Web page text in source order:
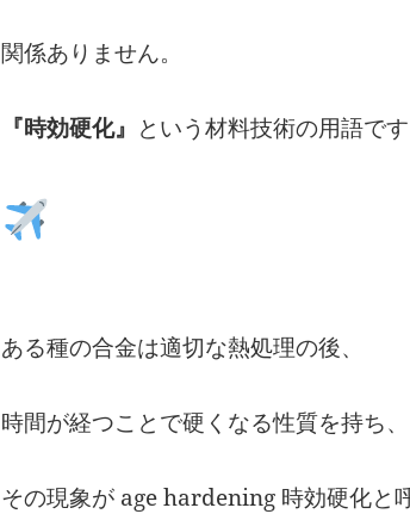
関係ありません。
『時効硬化』 という材料技術の用語です
ある種の合金は適切な熱処理の後、
時間が経つことで硬くなる性質を持ち、
その現象が age hardening 時効硬化と